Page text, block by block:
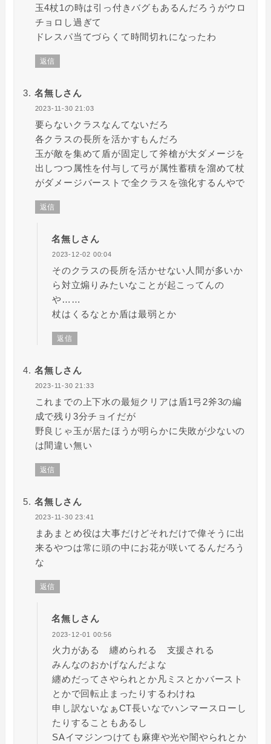
玉4杖1の時は引っ付きバグもあるんだろうがウロ
チョロし過ぎて
ドレスパ当てづらくて時間切れになったわ
返信
名無しさん
2023-11-30 21:03
要らないクラスなんてないだろ
各クラスの長所を活かすもんだろ
玉が敵を集めて盾が固定して斧槍が大ダメージを
出しつつ属性を付与して弓が属性蓄積を溜めて杖
がダメージバーストで全クラスを強化するんやで
返信
名無しさん
2023-12-02 00:04
そのクラスの長所を活かせない人間が多いか
ら対立煽りみたいなことが起こってんの
や……
杖はくるなとか盾は最弱とか
返信
名無しさん
2023-11-30 21:33
これまでの上下水の最短クリアは盾1弓2斧3の編
成で残り3分チョイだが
野良じゃ玉が居たほうが明らかに失敗が少ないの
は間違い無い
返信
名無しさん
2023-11-30 23:41
まあまとめ役は大事だけどそれだけで偉そうに出
来るやつは常に頭の中にお花が咲いてるんだろう
な
返信
名無しさん
2023-12-01 00:56
火力がある 纏められる 支援される
みんなのおかげなんだよな
纏めだってさやられとか凡ミスとかバースト
とかで回転止まったりするわけね
申し訳ないなぁCT長いなでハンマースローし
たりすることもあるし
SAイマジンつけても麻痺や光や闇やられとか